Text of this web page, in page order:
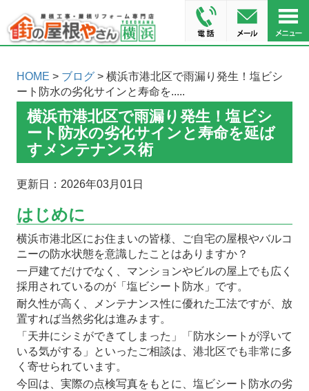
HOME > ブログ> 横浜市港北区で雨漏り発生！塩ビシ
ート防水の劣化サインと寿命を.....
横浜市港北区で雨漏り発生！塩ビシ
ート防水の劣化サインと寿命を延ば
すメンテナンス術
更新日：2026年03月01日
はじめに
横浜市港北区にお住まいの皆様、ご自宅の屋根やバルコ
ニーの防水状態を意識したことはありますか？
一戸建てだけでなく、マンションやビルの屋上でも広く
採用されているのが「塩ビシート防水」です。
耐久性が高く、メンテナンス性に優れた工法ですが、放
置すれば当然劣化は進みます。
「天井にシミができてしまった」「防水シートが浮いて
いる気がする」といったご相談は、港北区でも非常に多
く寄せられています。
今回は、実際の点検写真をもとに、塩ビシート防水の劣